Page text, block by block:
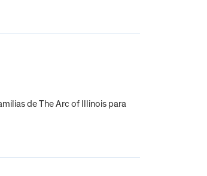
de The Arc of Illinois para